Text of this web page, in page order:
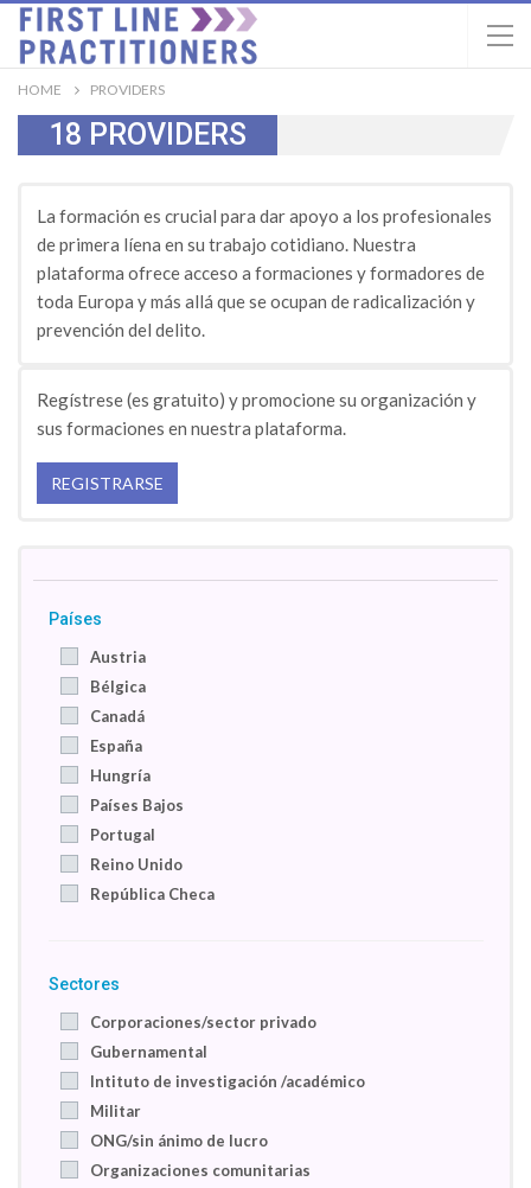
HOME PROVIDERS
18 PROVIDERS
La formación es crucial para dar apoyo a los profesionales
de primera líena en su trabajo cotidiano. Nuestra
plataforma ofrece acceso a formaciones y formadores de
toda Europa y más allá que se ocupan de radicalización y
prevención del delito.
Regístrese (es gratuito) y promocione su organización y
sus formaciones en nuestra plataforma.
REGISTRARSE
Países
Austria
Bélgica
Canadá
España
Hungría
Países Bajos
Portugal
Reino Unido
República Checa
Sectores
Corporaciones/sector privado
Gubernamental
Intituto de investigación /académico
Militar
ONG/sin ánimo de lucro
Organizaciones comunitarias